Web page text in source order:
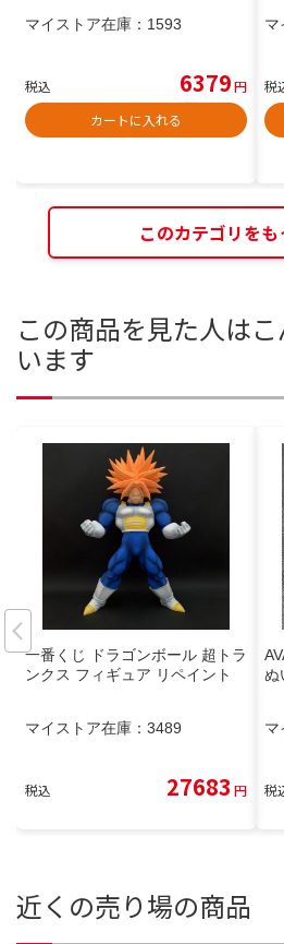
マイストア在庫： 1593
税込 6379円
カートに入れる
マ
税
このカテゴリをも
この商品を見た人は
います
一番くじ ドラゴンボール 超トラ
ンクス フィギュア リペイント
マイストア在庫： 3489
税込 27683 円
ぬ
マ
税
近くの売り場の商品